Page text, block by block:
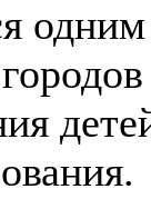
одним